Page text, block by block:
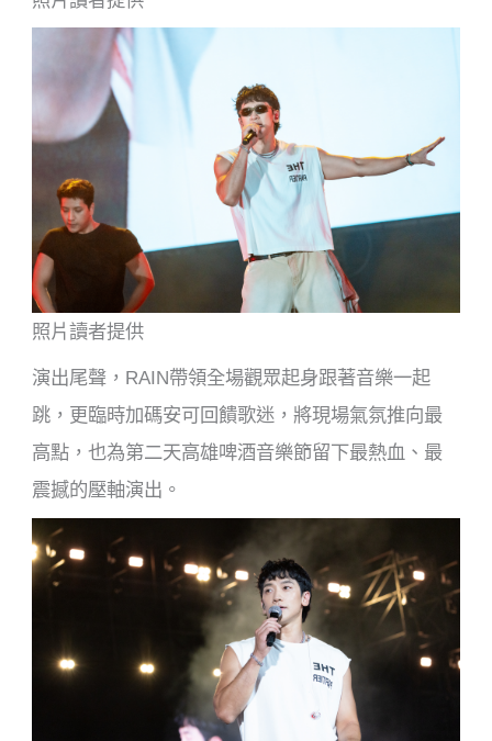
照片讀者提供
演出尾聲，RAIN帶領全場觀眾起身跟著音樂一起
跳，更臨時加碼安可回饋歌迷，將現場氣氛推向最
高點，也為第二天高雄啤酒音樂節留下最熱血、最
震撼的壓軸演出。